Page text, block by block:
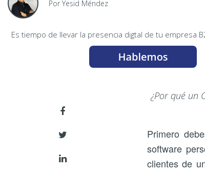
Por Yesid Méndez
Es tiempo de llevar la presencia digtal de tu empresa
¿Por qué un
Primero
software
clientes de